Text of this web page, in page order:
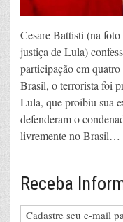
Cesare Battisti (na
justiça de Lula)
participação em quatro
Brasil, o terrorista foi
Lula, que proibiu sua
defenderam o
livremente no
Receba
Cadastre seu e-mail